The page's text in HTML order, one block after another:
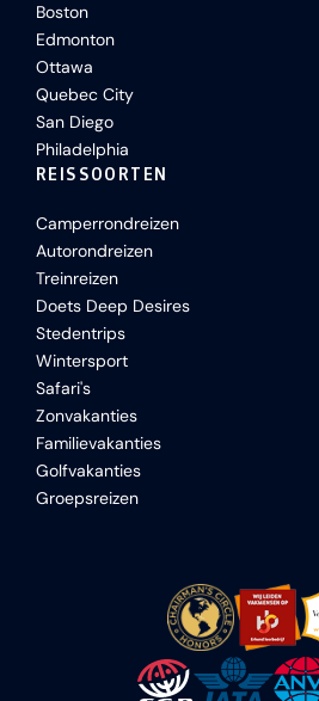
Boston
Edmonton
Ottawa
Quebec City
San Diego
Philadelphia
REISSOORTEN
Camperrondreizen
Autorondreizen
Treinreizen
Doets Deep Desires
Stedentrips
Wintersport
Safari's
Zonvakanties
Familievakanties
Golfvakanties
Groepsreizen